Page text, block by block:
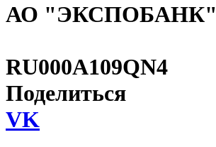
АО "ЭКСПОБАНК"
RU000A109QN4
Поделиться
VK